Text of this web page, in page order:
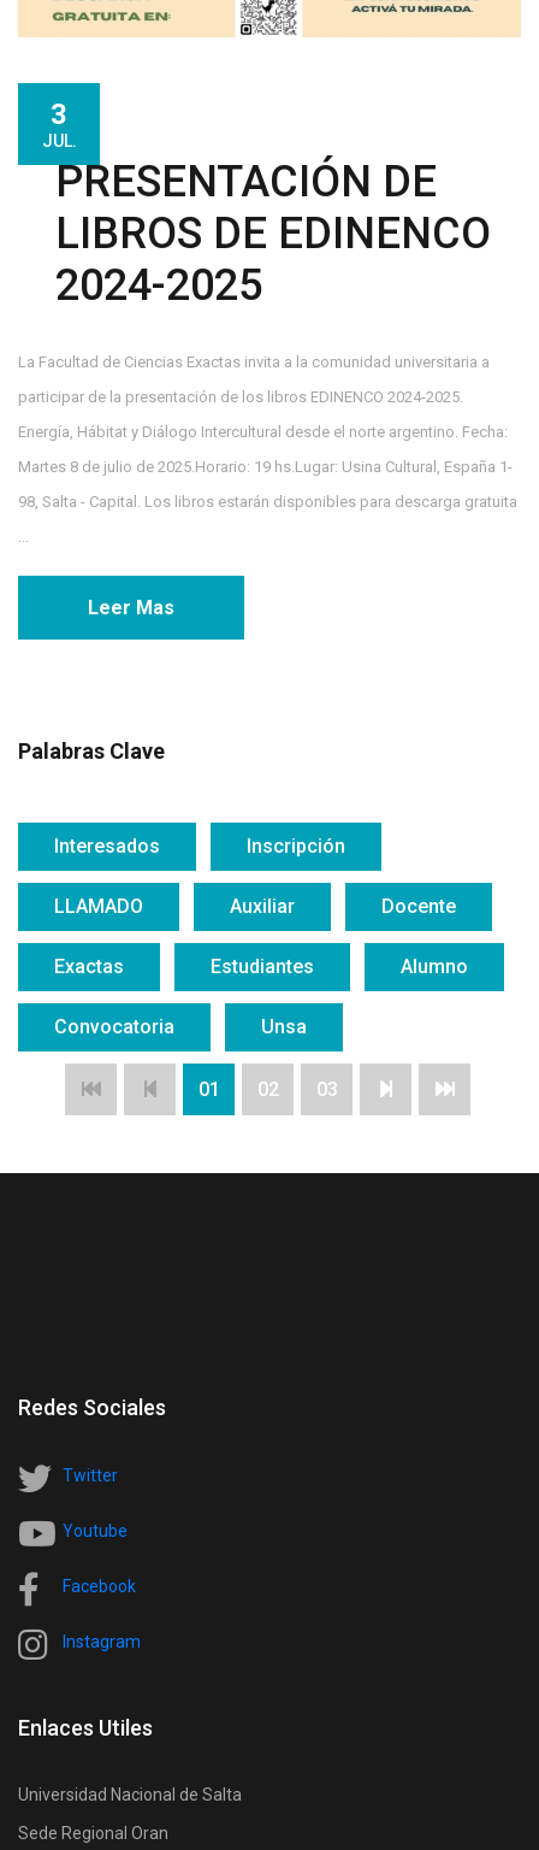
3
JUL.
PRESENTACIÓN DE
LIBROS DE EDINENCO
2024-2025
La Facultad de Ciencias Exactas invita a la comunidad universitaria a
participar de la presentación de los libros EDINENCO 2024-2025.
Energía, Hábitat y Diálogo Intercultural desde el norte argentino. Fecha:
Martes 8 de julio de 2025.Horario: 19 hs.Lugar: Usina Cultural, España 1-
98, Salta - Capital. Los libros estarán disponibles para descarga gratuita
...
Leer Mas
Palabras Clave
Interesados Inscripción
LLAMADO Auxiliar Docente
Exactas Estudiantes Alumno
Convocatoria Unsa
01 02 03
Redes Sociales
Twitter
Youtube
Facebook
Instagram
Enlaces Utiles
Universidad Nacional de Salta
Sede Regional Oran